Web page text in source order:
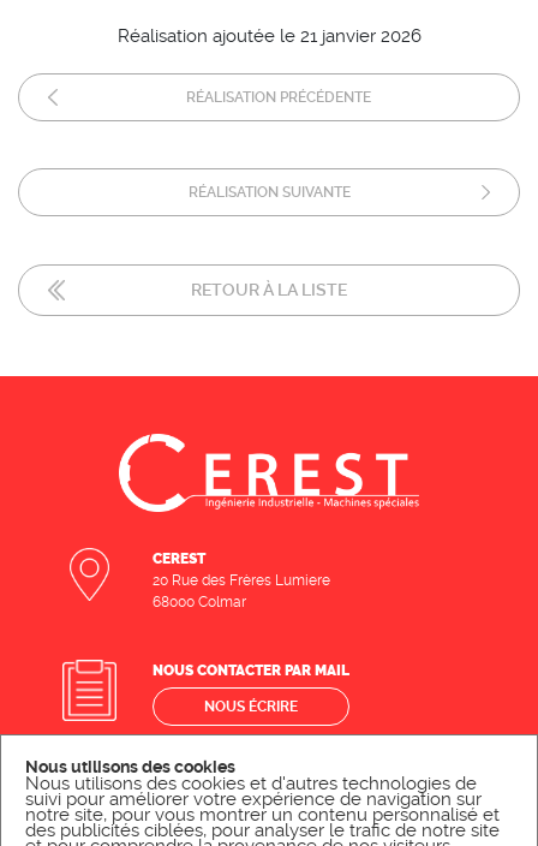
Réalisation ajoutée le 21 janvier 2026
RÉALISATION PRÉCÉDENTE
RÉALISATION SUIVANTE
RETOUR À LA LISTE
CEREST
20 Rue des Frères Lumiere
68000 Colmar
NOUS CONTACTER PAR MAIL
NOUS ÉCRIRE
NOUS CONTACTER PAR TÉLÉPHONE
NOUS APPELER
Nous utilisons des cookies
Nous utilisons des cookies et d'autres technologies de
suivi pour améliorer votre expérience de navigation sur
notre site, pour vous montrer un contenu personnalisé et
des publicités ciblées, pour analyser le trafic de notre site